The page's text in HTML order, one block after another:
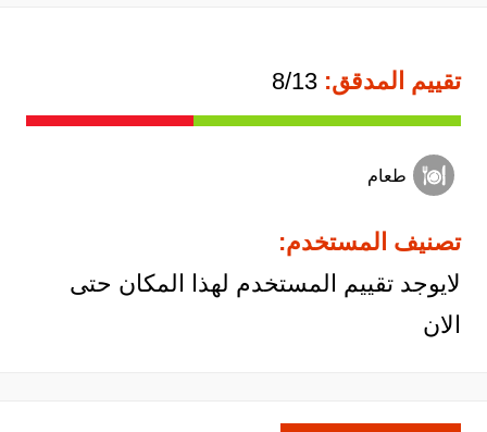
تقييم المدقق:
طعام
تصنيف المستخدم:
لايوجد تقييم المستخدم لهذا المكان حتى
الان